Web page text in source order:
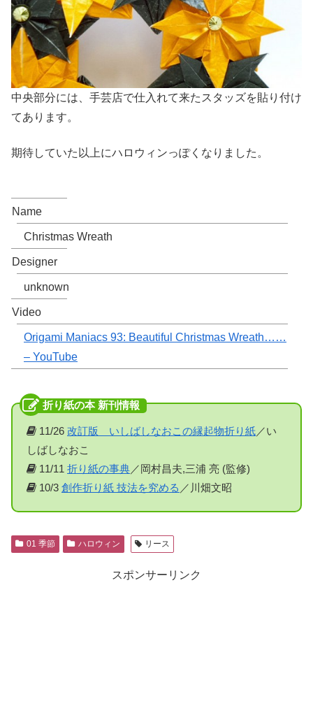
中央部分には、手芸店で仕入れて来たスタッズを貼り付け
てあります。
期待していた以上にハロウィンっぽくなりました。
Name
Christmas Wreath
Designer
unknown
Video
Origami Maniacs 93: Beautiful Christmas Wreath……
– YouTube
11/26 改訂版 いしばしなおこの縁起物折り紙／い
しばしなおこ
11/11 折り紙の事典／岡村昌夫,三浦 亮 (監修)
10/3 創作折り紙 技法を究める ／川畑文昭
01 季節 ハロウィン リース
スポンサーリンク